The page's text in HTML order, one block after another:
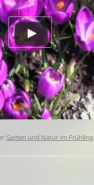
Garten und Natur im Frühling